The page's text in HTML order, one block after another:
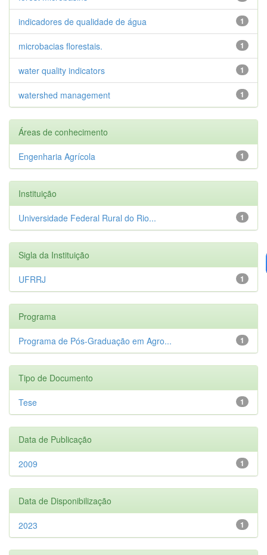
1
indicadores de qualidade de água
1
microbacias florestais.
1
water quality indicators
1
watershed management
Áreas de conhecimento
1
Engenharia Agrícola
Instituição
1
Universidade Federal Rural do Rio...
Sigla da Instituição
1
UFRRJ
Programa
1
Programa de Pós-Graduação em Agro...
Tipo de Documento
1
Tese
Data de Publicação
1
2009
Data de Disponibilização
1
2023